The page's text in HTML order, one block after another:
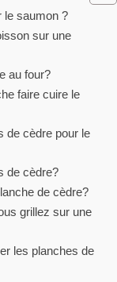
le saumon ?
sur une
au four?
faire cuire le
de cèdre pour le
de cèdre?
de cèdre?
grillez sur une
les planches de